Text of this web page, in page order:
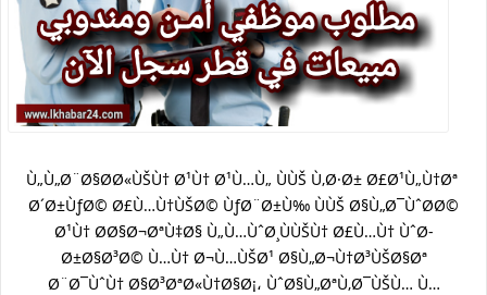
Ù„Ù„Ø¨Ø§Ø­Ø«ÙŠÙ† Ø¹Ù† Ø¹Ù…Ù„ ÙÙŠ Ù‚Ø·Ø± Ø£Ø¹Ù„Ù†Øª
Ø´Ø±ÙƒØ© Ø£Ù…Ù†ÙŠØ© ÙƒØ¨Ø±Ù‰ ÙÙŠ Ø§Ù„Ø¯ÙˆØ­Ø©
Ø¹Ù† Ø­Ø§Ø¬ØªÙ‡Ø§ Ù„Ù…ÙˆØ¸ÙÙŠÙ† Ø£Ù…Ù† ÙˆØ­
Ø±Ø§Ø³Ø© Ù…Ù† Ø¬Ù…ÙŠØ¹ Ø§Ù„Ø¬Ù†Ø³ÙŠØ§Øª
Ø¨Ø¯ÙˆÙ† Ø§Ø³ØªØ«Ù†Ø§Ø¡، ÙˆØ§Ù„ØªÙ‚Ø¯ÙŠÙ… Ù…